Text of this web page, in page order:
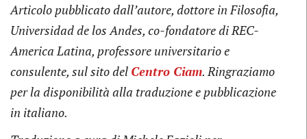
Articolo pubblicato dall’autore, dottore in Filosofia,
Universidad de los Andes, co-fondatore di REC-
America Latina, professore universitario e
consulente, sul sito del Centro Ciam. Ringraziamo
per la disponibilità alla traduzione e pubblicazione
in italiano.